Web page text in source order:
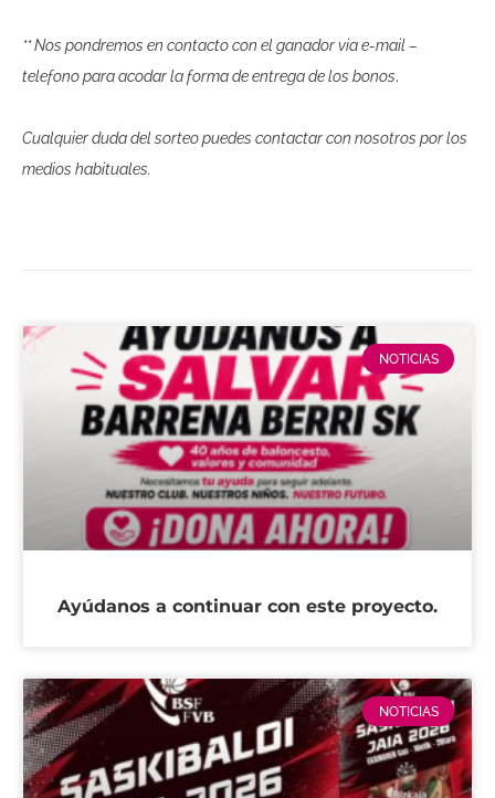
** Nos pondremos en contacto con el ganador via e-mail –
telefono para acodar la forma de entrega de los bonos.
Cualquier duda del sorteo puedes contactar con nosotros por los
medios habituales.
NOTICIAS
Ayúdanos a continuar con este proyecto.
NOTICIAS